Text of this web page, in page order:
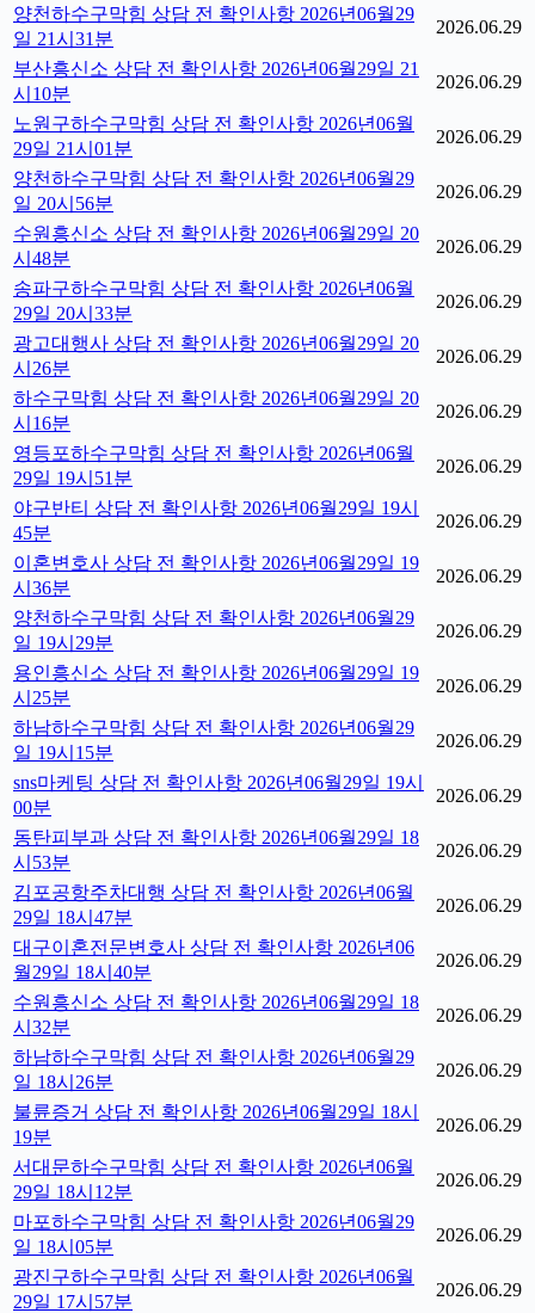
양천하수구막힘 상담 전 확인사항 2026년06월29
일 21시31분
2026.06.29
부산흥신소 상담 전 확인사항 2026년06월29일 21
시10분
2026.06.29
노원구하수구막힘 상담 전 확인사항 2026년06월
29일 21시01분
2026.06.29
양천하수구막힘 상담 전 확인사항 2026년06월29
일 20시56분
2026.06.29
수원흥신소 상담 전 확인사항 2026년06월29일 20
시48분
2026.06.29
송파구하수구막힘 상담 전 확인사항 2026년06월
29일 20시33분
2026.06.29
광고대행사 상담 전 확인사항 2026년06월29일 20
시26분
2026.06.29
하수구막힘 상담 전 확인사항 2026년06월29일 20
시16분
2026.06.29
영등포하수구막힘 상담 전 확인사항 2026년06월
29일 19시51분
2026.06.29
야구반티 상담 전 확인사항 2026년06월29일 19시
45분
2026.06.29
이혼변호사 상담 전 확인사항 2026년06월29일 19
시36분
2026.06.29
양천하수구막힘 상담 전 확인사항 2026년06월29
일 19시29분
2026.06.29
용인흥신소 상담 전 확인사항 2026년06월29일 19
시25분
2026.06.29
하남하수구막힘 상담 전 확인사항 2026년06월29
일 19시15분
2026.06.29
sns마케팅 상담 전 확인사항 2026년06월29일 19시
00분
2026.06.29
동탄피부과 상담 전 확인사항 2026년06월29일 18
시53분
2026.06.29
김포공항주차대행 상담 전 확인사항 2026년06월
29일 18시47분
2026.06.29
대구이혼전문변호사 상담 전 확인사항 2026년06
월29일 18시40분
2026.06.29
수원흥신소 상담 전 확인사항 2026년06월29일 18
시32분
2026.06.29
하남하수구막힘 상담 전 확인사항 2026년06월29
일 18시26분
2026.06.29
불륜증거 상담 전 확인사항 2026년06월29일 18시
19분
2026.06.29
서대문하수구막힘 상담 전 확인사항 2026년06월
29일 18시12분
2026.06.29
마포하수구막힘 상담 전 확인사항 2026년06월29
일 18시05분
2026.06.29
광진구하수구막힘 상담 전 확인사항 2026년06월
29일 17시57분
2026.06.29